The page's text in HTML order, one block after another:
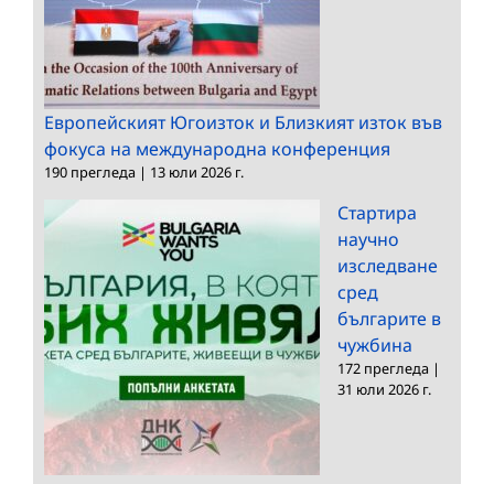
Европейският Югоизток и Близкият изток във
фокуса на международна конференция
190 прегледа | 13 юли 2026 г.
Стартира
научно
изследване
сред
българите в
чужбина
172 прегледа |
31 юли 2026 г.